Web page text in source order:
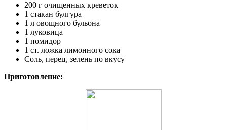
200 г очищенных креветок
1 стакан булгура
1 л овощного бульона
1 луковица
1 помидор
1 ст. ложка лимонного сока
Соль, перец, зелень по вкусу
Приготовление: